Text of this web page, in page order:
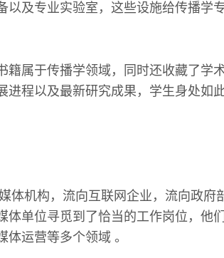
以及专业实验室，这些设施给传播学
籍属于传播学领域，同时还收藏了学
进程以及最新研究成果，学生身处如
体机构，流向互联网企业，流向政府
体单位寻觅到了恰当的工作岗位，他
运营等多个领域 。